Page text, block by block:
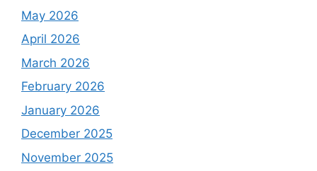
May 2026
April 2026
March 2026
February 2026
January 2026
December 2025
November 2025